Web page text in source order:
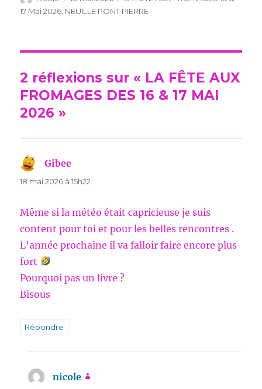
le
17 Mai 2026 NEUILLE PONT PIERRE
2 réflexions sur « LA FÊTE AUX
FROMAGES DES 16 & 17 MAI
2026 »
Gibee
18 mai 2026 à 15h22
Même si la météo était capricieuse je suis
content pour toi et pour les belles rencontres .
L’année prochaine il va falloir faire encore plus
fort
Pourquoi pas un livre ?
Bisous
Répondre
nicole